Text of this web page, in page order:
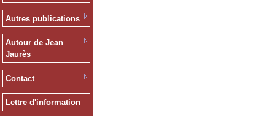
Autres publications
Autour de Jean
Jaurès
Contact
Lettre d'information